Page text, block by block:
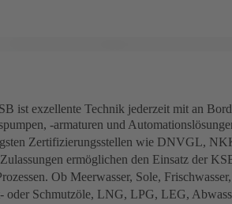
ist exzellente Technik jederzeit mit an Bord
-armaturen und
Zertifizierungsstellen wie DNVGL,
ermöglichen den Einsatz der
Ob Meerwasser, Sole,
oder Schmutzöle, LNG, LPG, LEG,